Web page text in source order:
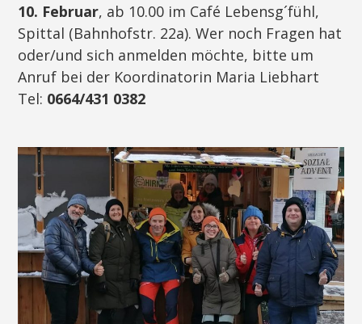
10. Februar, ab 10.00 im Café Lebensg´fühl,
Spittal (Bahnhofstr. 22a). Wer noch Fragen hat
oder/und sich anmelden möchte, bitte um
Anruf bei der Koordinatorin Maria Liebhart
Tel: 0664/431 0382